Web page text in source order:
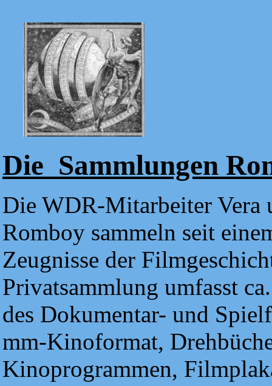
Die Sammlungen
Die WDR-Mitarbeiter Vera
Romboy sammeln seit
Zeugnisse der
Privatsammlung umfasst
des Dokumentar- und
mm-Kinoformat,
Kinoprogrammen,